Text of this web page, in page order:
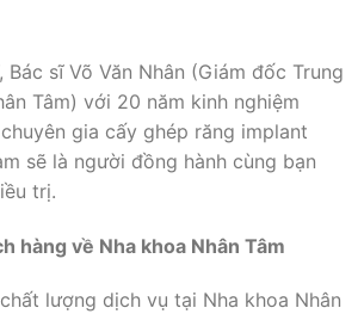
Bác sĩ Võ Văn Nhân (Giám đốc Trung
Tâm) với 20 năm kinh nghiệm
gia cấy ghép răng implant
sẽ là người đồng hành cùng bạn
trị.
hàng về Nha khoa Nhân Tâm
lượng dịch vụ tại Nha khoa Nhân